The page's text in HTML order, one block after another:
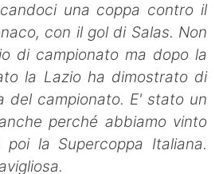
una coppa contro il
con il gol di Salas. Non
di campionato ma dopo la
la Lazio ha dimostrato di
del campionato. E' stato un
perché abbiamo vinto
la Supercoppa Italiana.